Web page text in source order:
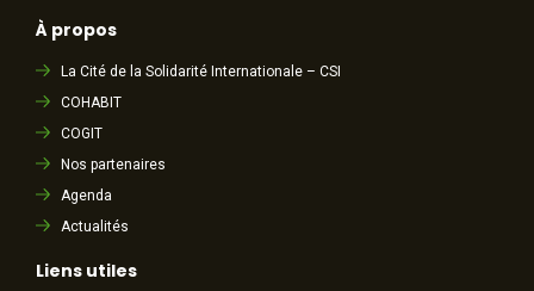
À propos
La Cité de la Solidarité Internationale – CSI
COHABIT
COGIT
Nos partenaires
Agenda
Actualités
Liens utiles